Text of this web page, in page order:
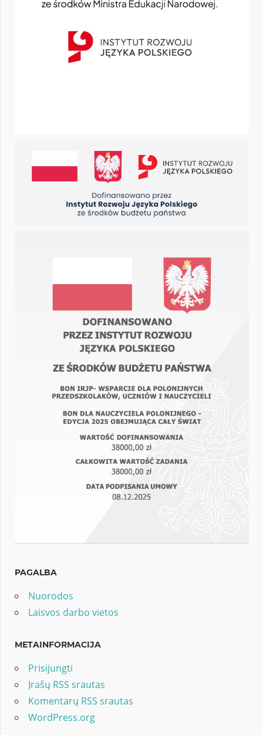
PAGALBA
Nuorodos
Laisvos darbo vietos
METAINFORMACIJA
Prisijungti
Įrašų RSS srautas
Komentarų RSS srautas
WordPress.org